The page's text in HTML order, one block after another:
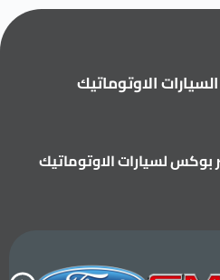
الاوتوماتيك
بوكس لسيارات الاوتوماتيك